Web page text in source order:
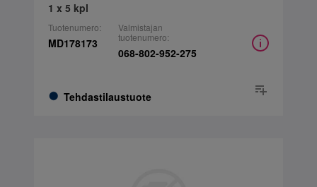
1 x 5 kpl
Tuotenumero:
MD178173
Tehdastilaustuote
Valmistajan
tuotenumero:
068-802-952-275